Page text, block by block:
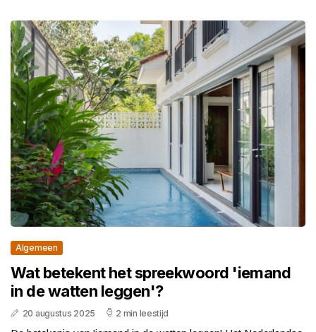
Algemeen
Wat betekent het spreekwoord 'iemand
in de watten leggen'?
20 augustus 2025 2 min leestijd